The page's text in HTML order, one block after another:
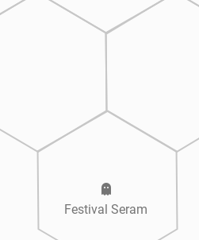
Festival Seram